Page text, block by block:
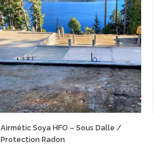
Airmétic Soya HFO – Sous Dalle /
Protection Radon